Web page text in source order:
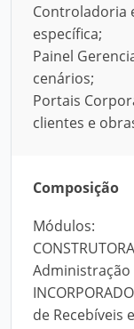
Controladoria
específica;
Painel
cenários;
Portais
clientes e
Composição
Módulos:
Administração
de Recebíveis